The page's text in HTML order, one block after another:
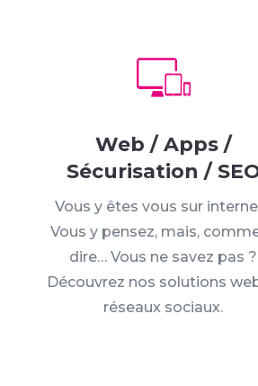
Web / Apps /
Sécurisation /
Vous y êtes vous sur
Vous y pensez, mais,
dire… Vous ne savez pas ?
Découvrez nos solutions
réseaux sociaux.